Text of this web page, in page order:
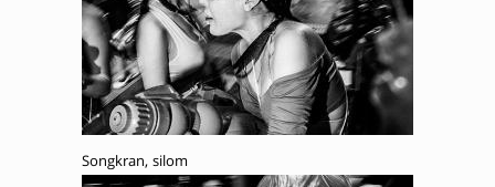
Songkran, silom